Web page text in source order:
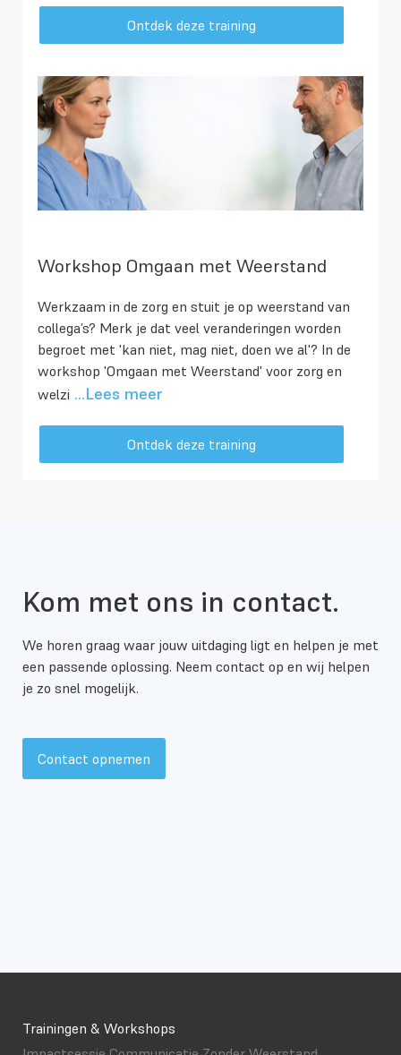
Ontdek deze training
Workshop Omgaan met Weerstand
Werkzaam in de zorg en stuit je op weerstand van
collega’s? Merk je dat veel veranderingen worden
begroet met 'kan niet, mag niet, doen we al'? In de
workshop 'Omgaan met Weerstand' voor zorg en
welzi ...Lees meer
Ontdek deze training
Kom met ons in contact.
We horen graag waar jouw uitdaging ligt en helpen je met
een passende oplossing. Neem contact op en wij helpen
je zo snel mogelijk.
Contact opnemen
Trainingen & Workshops